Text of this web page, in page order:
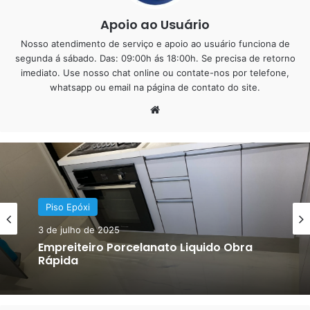
Troca de Piso Cerâmico
Quem possui um piso cerâmico e deseja trocá-lo enfrenta
um processo relativamente complexo. É necessário
contratar um pedreiro para remover o piso existente e
instalar o novo. Esse procedimento envolve:
Acúmulo de Entulho
Contratação de Caçamba: Para descarte adequado
Apoio ao Usuário
Nosso atendimento de serviço e apoio ao usuário funciona de
segunda á sábado. Das: 09:00h ás 18:00h. Se precisa de retorno
imediato. Use nosso chat online ou contate-nos por telefone,
whatsapp ou email na página de contato do site.
Piso Epóxi
3 de julho de 2025
Piso Epóxi
11 de junho de 2018
Piso Industrial!